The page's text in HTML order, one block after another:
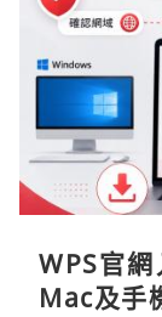
WPS官
Mac及手